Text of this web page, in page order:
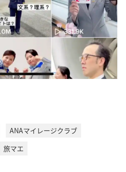
ANAマイレージクラブ
旅マエ